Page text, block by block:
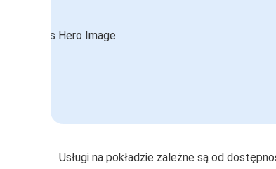
Usługi na pokładzie zależne są od